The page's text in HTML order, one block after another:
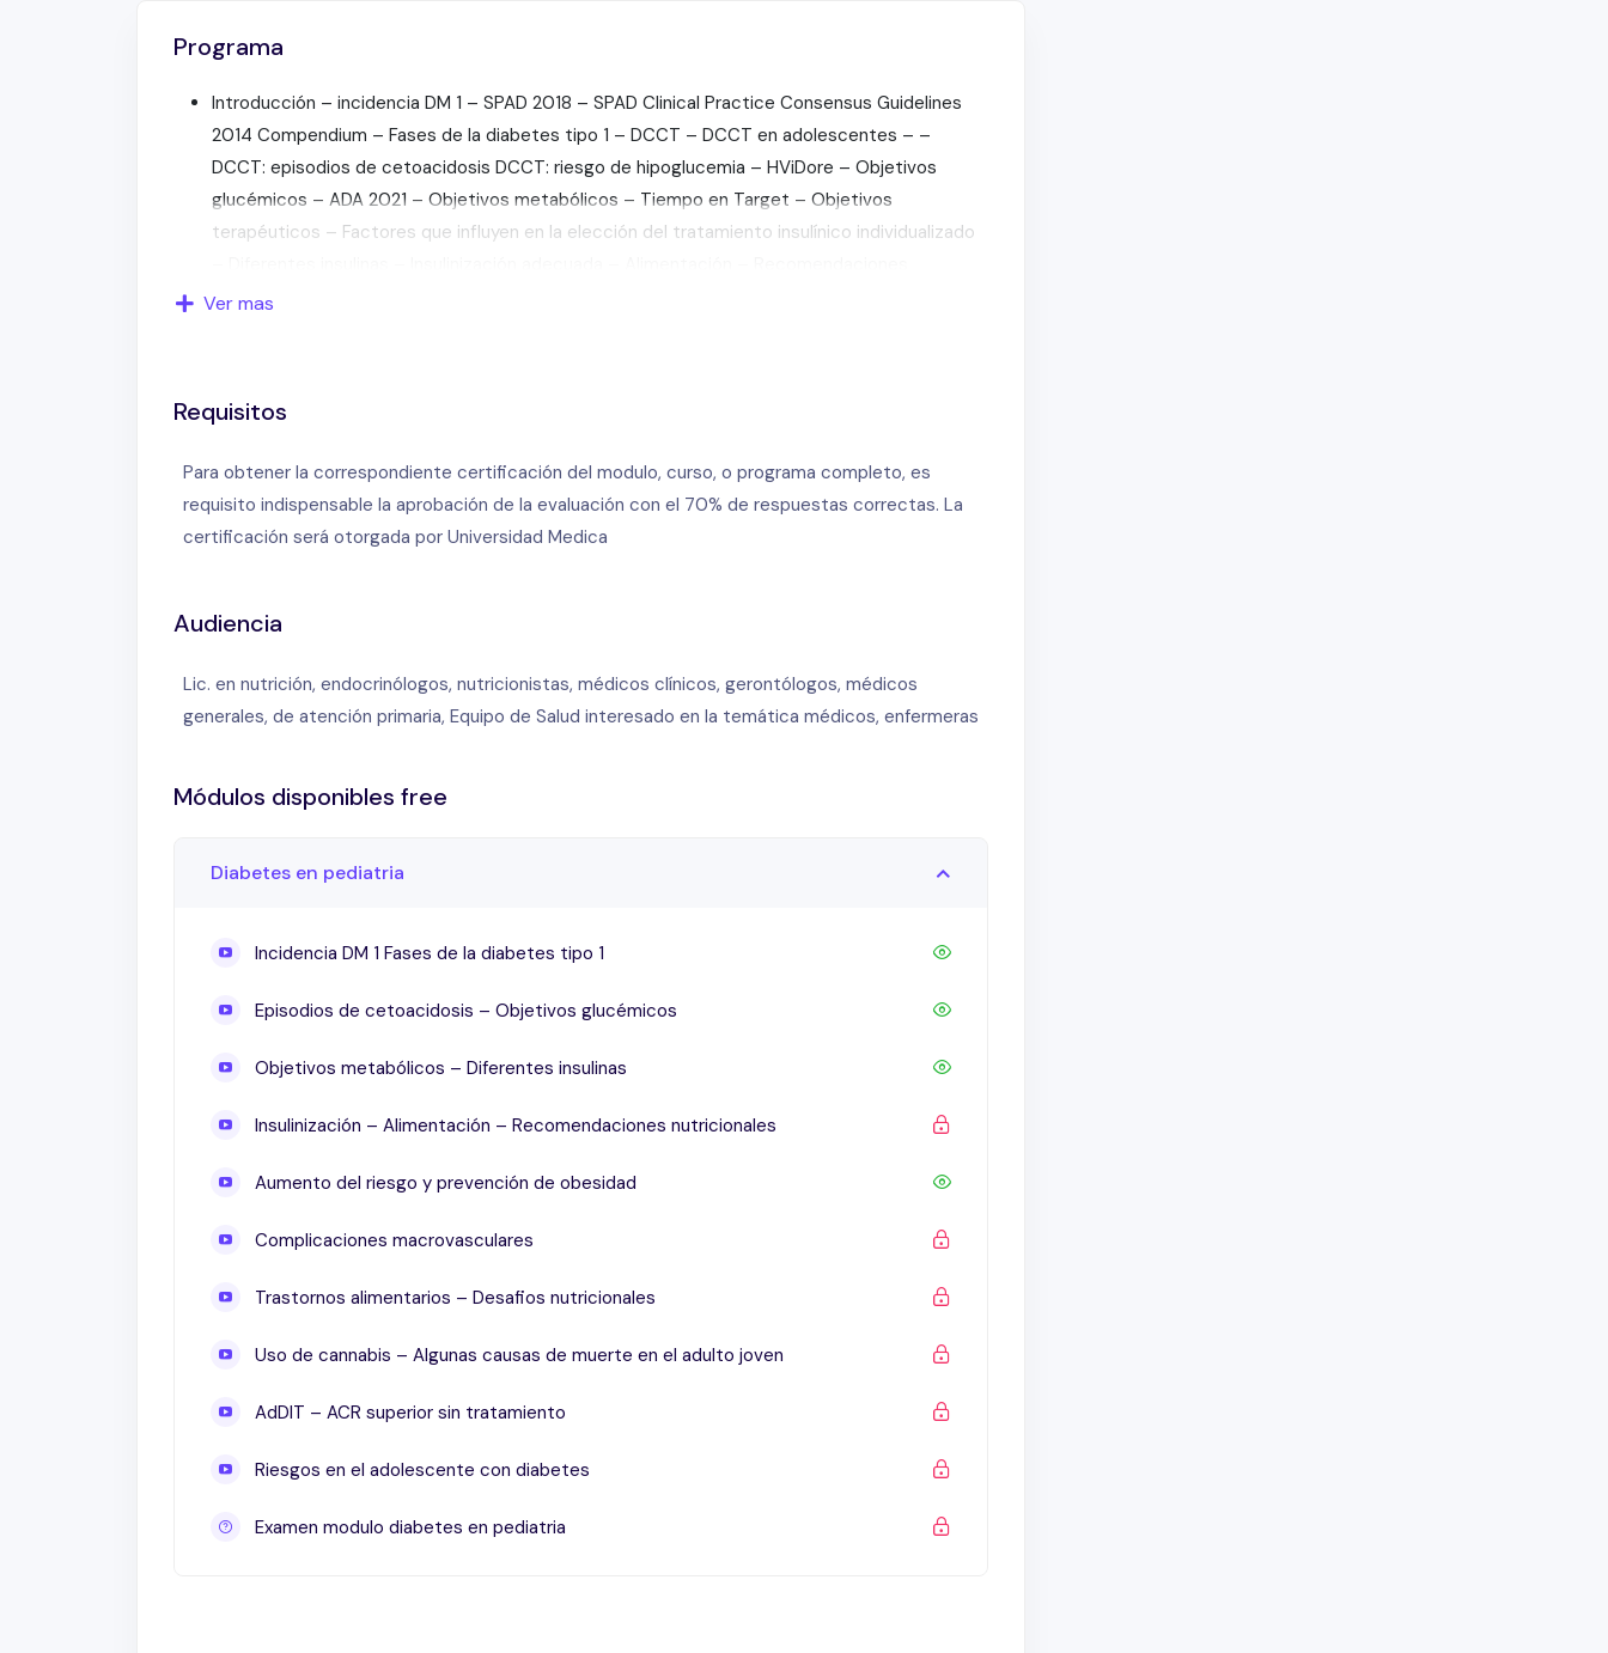
Programa
Introducción – incidencia DM 1 – SPAD 2018 – SPAD Clinical Practice Consensus Guidelines
2014 Compendium – Fases de la diabetes tipo 1 – DCCT – DCCT en adolescentes – –
DCCT: episodios de cetoacidosis DCCT: riesgo de hipoglucemia – HViDore – Objetivos
glucémicos – ADA 2021 – Objetivos metabólicos – Tiempo en Target – Objetivos
terapéuticos – Factores que influyen en la elección del tratamiento insulínico individualizado
nutricionales – Aumento del riesgo de obesidad – Prevención de obesidad – Las
Trastornos alimentarios – Desafios nutricionales – Trastornos de la conducta alimentaria –
Tabaco y alcohol – Cetoacidosis – Riesgo de CA anteriores – Uso de cannabis – Cuáles son
algunas causas de muerte en el adulto joven – Trastornos psiquiátricos – Los niños con DM1
se encuentran en una particular situación de riesgo – ISPAD 2018: detección de dislipidemia –
– Riesgos en el adolescente con diabetes – Tener en cuenta… – ISPAD Valencia – Trabajar la
Ver mas
Requisitos
Para obtener la correspondiente certificación del modulo, curso, o programa completo, es
requisito indispensable la aprobación de la evaluación con el 70% de respuestas correctas. La
certificación será otorgada por Universidad Medica
Audiencia
Lic. en nutrición, endocrinólogos, nutricionistas, médicos clínicos, gerontólogos, médicos
generales, de atención primaria, Equipo de Salud interesado en la temática médicos, enfermeras
Módulos disponibles free
Diabetes en pediatria
Incidencia DM 1 Fases de la diabetes tipo 1
Episodios de cetoacidosis – Objetivos glucémicos
Objetivos metabólicos – Diferentes insulinas
Insulinización – Alimentación – Recomendaciones nutricionales
Aumento del riesgo y prevención de obesidad
Complicaciones macrovasculares
Trastornos alimentarios – Desafios nutricionales
Uso de cannabis – Algunas causas de muerte en el adulto joven
AdDIT – ACR superior sin tratamiento
Riesgos en el adolescente con diabetes
Examen modulo diabetes en pediatria